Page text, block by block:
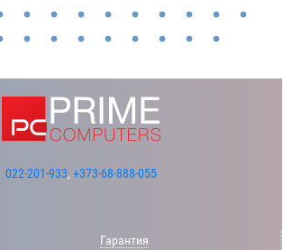
022-201-933, +373-68-888-055
Гарантия